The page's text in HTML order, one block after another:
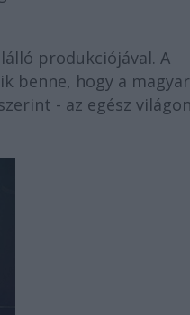
produkciójával. A
benne, hogy a magyar
- az egész